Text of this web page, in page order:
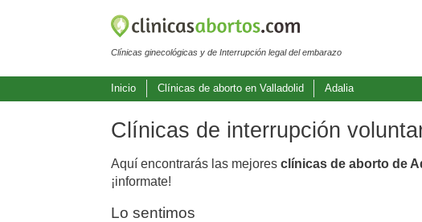
Clínicas ginecológicas y de Interrupción legal del embarazo
Inicio Clínicas de aborto en Valladolid Adalia
Clínicas de interrupción
Aquí encontrarás las mejores clínicas de aborto de
¡informate!
Lo sentimos